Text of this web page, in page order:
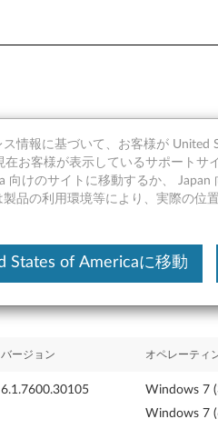
ダー ドラ
バージョン オペレーティ
6.1.7600.30105
Windows 7
Windows 7
情報に基づいて、お客様が United
お客様が表示しているサポートサ
向けのサイトに移動するか、
品の利用環境等により、実際の位
States of Americaに移動